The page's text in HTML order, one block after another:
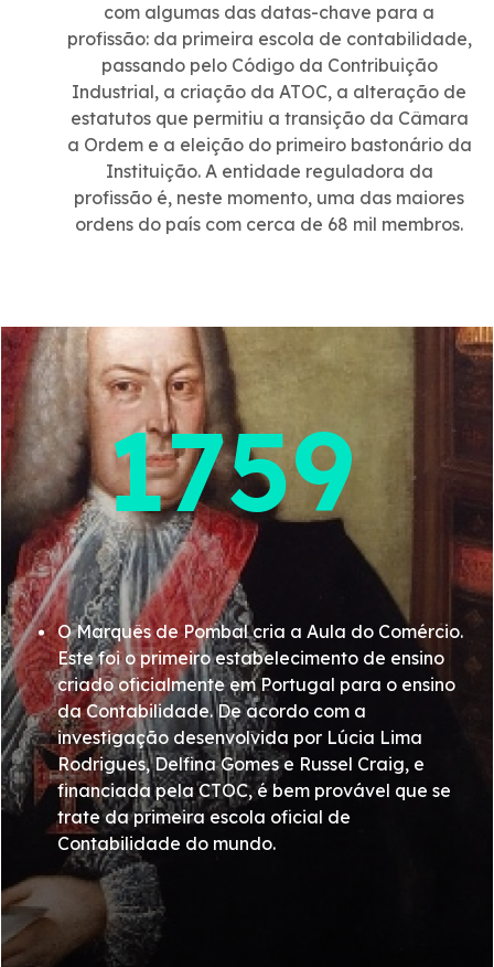
com algumas das datas-chave para a
profissão: da primeira escola de contabilidade,
passando pelo Código da Contribuição
Industrial, a criação da ATOC, a alteração de
estatutos que permitiu a transição da Câmara
a Ordem e a eleição do primeiro bastonário da
Instituição. A entidade reguladora da
profissão é, neste momento, uma das maiores
ordens do país com cerca de 68 mil membros.
1 de março - Entrou em vigor o novo Estatuto da
Ordem dos Contabilistas Certificados (EOCC), na
sequência da publicação da Lei n.º 68/2023, de 7
de dezembro, que altera o EOCC.
1 de abril - Sete dos oito regulamentos sujeitos a
discussão pública foram publicados em «Diário da
República», passando, desde logo, a vigorar. Fica a
9 de maio - O 1.º Fórum das Ordens Profissionais,
organizado pelo Conselho Nacional das Ordens
Profissionais, teve lugar a 9 de maio, no salão nobre
do Instituto Superior Técnico, em Lisboa. A
bastonária Paula Franco participou no segundo
painel sobre os estágios profissionais.
27 de maio - Especialistas da Europa e do Norte de
África, participaram na conferência «O relato de
sustentabilidade no Mediterrâneo», que se realizou
no auditório da Ordem, em Lisboa.
21 de junho - Nono ato eleitoral da vida da Ordem,
antecipado por via da nova configuração
estatutária. Paula Franco é reeleita com 97,3 por
cento dos votos
11 de julho - A Ordem disponibilizou o Portal da
Inscrição que permite a formalização online das
candidaturas aos três modelos de acesso surgidos
na sequência da alteração do estatuto e após a
entrada em vigor do regulamento de inscrição, no
dia 1.
1759
O Marquês de Pombal cria a Aula do Comércio.
Este foi o primeiro estabelecimento de ensino
criado oficialmente em Portugal para o ensino
da Contabilidade. De acordo com a
investigação desenvolvida por Lúcia Lima
Rodrigues, Delfina Gomes e Russel Craig, e
financiada pela CTOC, é bem provável que se
trate da primeira escola oficial de
Contabilidade do mundo.
Imagem